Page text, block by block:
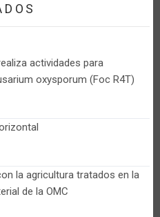
actividades para
oxysporum (Foc R4T)
la agricultura tratados en la
de la OMC